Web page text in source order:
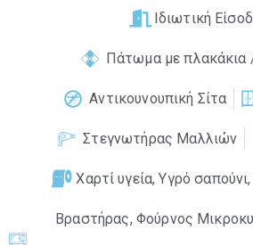
Ιδιωτική
Πάτωμα με πλακάκια
Αντικουνουπική Σίτα
Στεγνωτήρας Μαλλιών
Χαρτί υγεία, Υγρό
Βραστήρας, Φούρνος